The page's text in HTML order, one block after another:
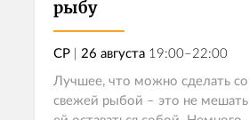
рыбу
СР | 26 августа 19:00–22:00
Лучшее, что можно сделать со
свежей рыбой – это не мешать